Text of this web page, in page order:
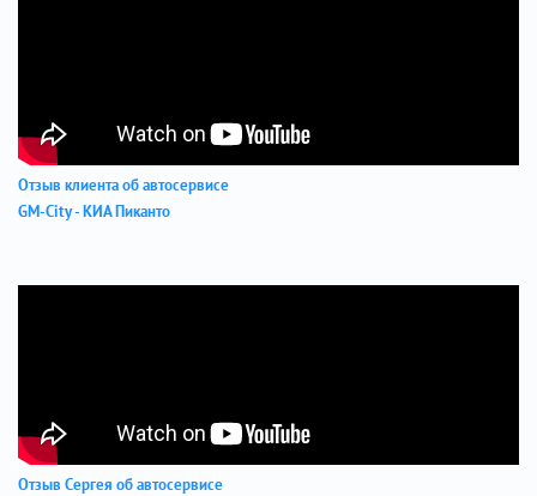
Отзыв клиента об автосервисе
GM-City - КИА Пиканто
Отзыв Сергея об автосервисе